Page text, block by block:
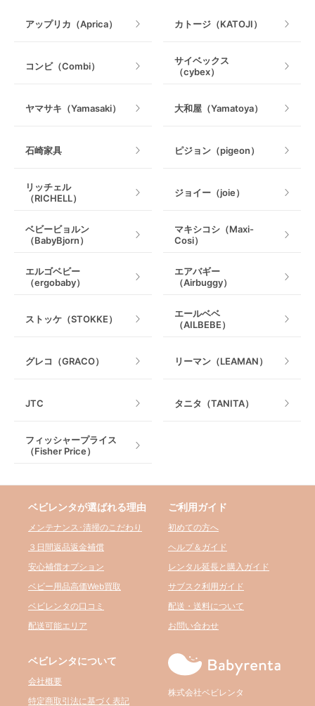
室内遊具
アップリカ（Aprica） カトージ（KATOJI）
コンビ（Combi）
サイベックス
（cybex）
ヤマサキ（Yamasaki） 大和屋（Yamatoya）
石崎家具 ピジョン（pigeon）
リッチェル
（RICHELL）
ジョイー（joie）
ベビービョルン
（BabyBjorn）
マキシコシ（Maxi-
Cosi）
エルゴベビー
（ergobaby）
エアバギー
（Airbuggy）
ストッケ（STOKKE）
エールベベ
（AILBEBE）
グレコ（GRACO） リーマン（LEAMAN）
JTC タニタ（TANITA）
フィッシャープライス
（Fisher Price）
ベビレンタが選ばれる理由
メンテナンス･清掃のこだわり
３日間返品返金補償
安心補償オプション
ベビー用品高価Web買取
ベビレンタの口コミ
配送可能エリア
ご利用ガイド
初めての方へ
ヘルプ＆ガイド
レンタル延長と購入ガイド
サブスク利用ガイド
配送・送料について
お問い合わせ
ベビレンタについて
会社概要
特定商取引法に基づく表記
株式会社ベビレンタ